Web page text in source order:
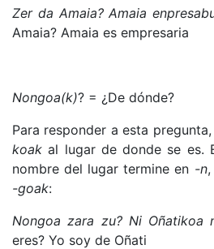
Zer da Amaia? Amaia
Amaia? Amaia es empresaria
Nongoa(k)? = ¿De dónde?
Para responder a esta
koak al lugar de donde se es.
nombre del lugar termine en -n,
-goak:
Nongoazara zu? Ni Oñatikoa
eres? Yo soy de Oñati